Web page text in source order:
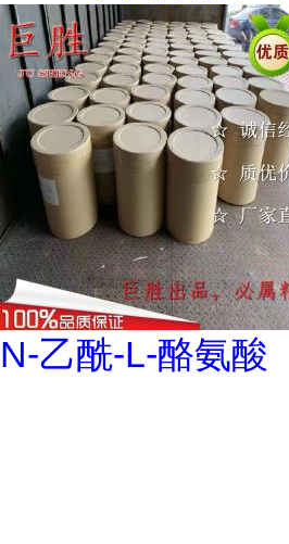
N-乙酰-L-酪氨酸